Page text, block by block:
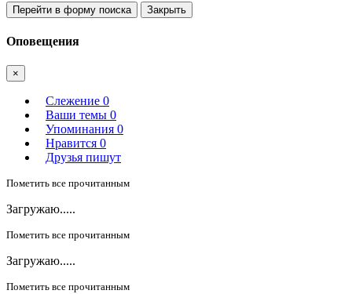
Перейти в форму поиска Закрыть
Оповещения
×
Слежение 0
Ваши темы 0
Упоминания 0
Нравится 0
Друзья пишут
Пометить все прочитанным
Загружаю.....
Пометить все прочитанным
Загружаю.....
Пометить все прочитанным